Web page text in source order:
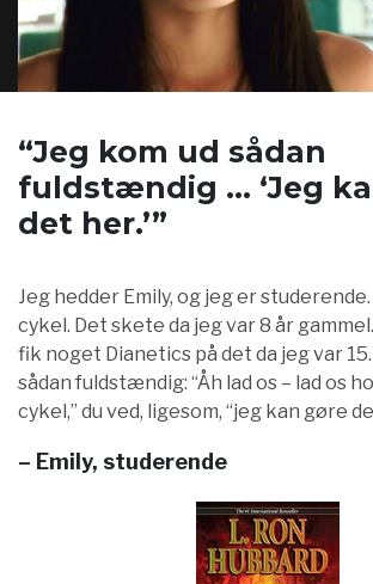
“Jeg kom ud sådan
fuldstændig … ‘Jeg
det her.’”
Jeg hedder Emily, og jeg er
cykel. Det skete da jeg var 8 år
fik noget Dianetics på det da jeg var
sådan fuldstændig: “Åh lad os – lad os
cykel,” du ved, ligesom, “jeg kan gøre
– Emily, studerende